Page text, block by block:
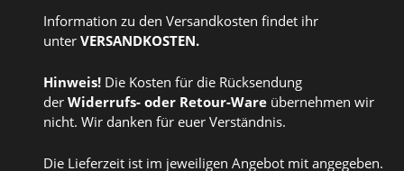
Information zu den Versandkosten findet ihr
unter VERSANDKOSTEN.
Hinweis! Die Kosten für die Rücksendung
der Widerrufs- oder Retour-Ware übernehmen wir
nicht. Wir danken für euer Verständnis.
Die Lieferzeit ist im jeweiligen Angebot mit angegeben.